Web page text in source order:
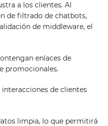
a los clientes. Al
de filtrado de chatbots,
de middleware, el
enlaces de
promocionales.
de clientes
limpia, lo que permitirá